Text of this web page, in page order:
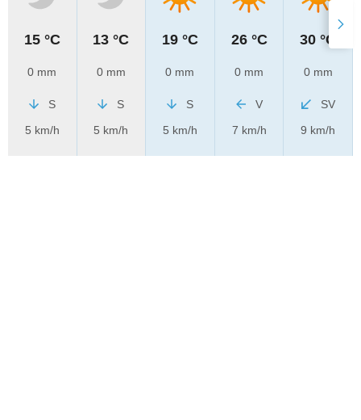
15 °C
0 mm
S
5 km/h
13 °C
0 mm
S
5 km/h
19 °C
0 mm
S
5 km/h
26 °C
0 mm
V
7 km/h
30 °C
0 mm
SV
9 km/h